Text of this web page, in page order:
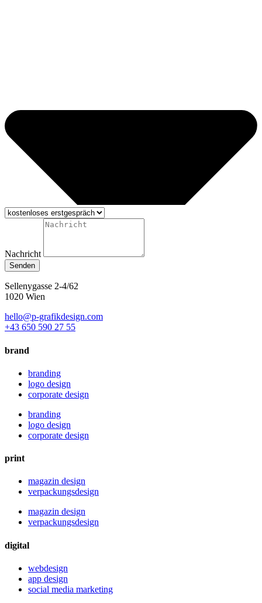
Nachricht
Senden
Sellenygasse 2-4/62
1020 Wien
hello@p-grafikdesign.com
+43 650 590 27 55
brand
branding
logo design
corporate design
branding
logo design
corporate design
print
magazin design
verpackungsdesign
magazin design
verpackungsdesign
digital
webdesign
app design
social media marketing